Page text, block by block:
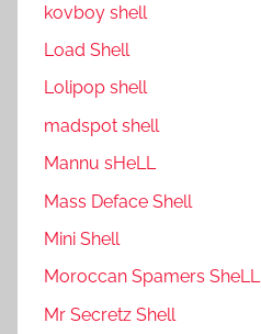
kovboy shell
Load Shell
Lolipop shell
madspot shell
Mannu sHeLL
Mass Deface Shell
Mini Shell
Moroccan Spamers SheLL
Mr Secretz Shell